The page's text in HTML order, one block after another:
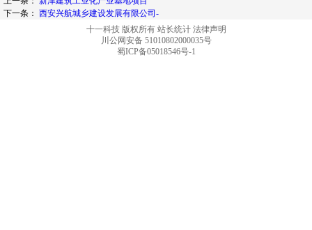
下一条： 西安兴航城乡建设发展有限公司-
十一科技 版权所有 站长统计 法律声明
川公网安备 51010802000035号
蜀ICP备05018546号-1